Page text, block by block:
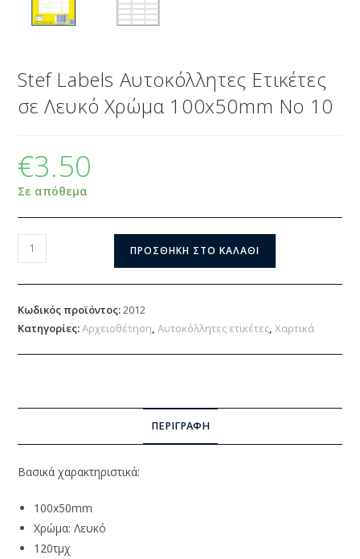
Stef Labels Αυτοκόλλητες Ετικέτες
σε Λευκό Χρώμα 100x50mm Νο 10
€3.50
Σε απόθεμα
ΠΡΟΣΘΉΚΗ ΣΤΟ ΚΑΛΆΘΙ
Κωδικός προϊόντος:2012
Κατηγορίες:Αρχειοθέτηση,Αυτοκόλλητες ετικέτες,Χαρτικά
ΠΕΡΙΓΡΑΦΉ
Βασικά χαρακτηριστικά:
100x50mm
Χρώμα: Λευκό
120τμχ